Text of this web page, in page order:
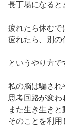
長丁場になると
疲れたら休むで
疲れたら、別の
というやり方で
私の脳は騙され
思考回路が変わ
また生き生き
そのことを利用